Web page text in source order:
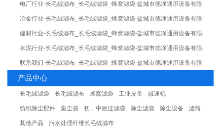
电厂行业-长毛绒滤布_长毛绒滤袋_蜂窝滤袋-盐城市德净通用设备有限公司
冶金行业-长毛绒滤布_长毛绒滤袋_蜂窝滤袋-盐城市德净通用设备有限公司
建材行业-长毛绒滤布_长毛绒滤袋_蜂窝滤袋-盐城市德净通用设备有限公司
水泥行业-长毛绒滤布_长毛绒滤袋_蜂窝滤袋-盐城市德净通用设备有限公司
联系我们-长毛绒滤布_长毛绒滤袋_蜂窝滤袋-盐城市德净通用设备有限公司
产品中心
长毛绒滤袋 长毛绒滤布 蜂窝滤袋 工业皮带 减速机
纺织除尘配件 集尘袋 初，中效过滤袋 除尘滤袋 除尘设备 滤筒
其他产品 污水处理纤维长毛绒滤布